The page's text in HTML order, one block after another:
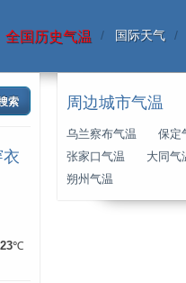
全国历史气温 国际天气
23℃
周边城市气温
乌兰察布气温
保定
张家口气温
大同气
朔州气温